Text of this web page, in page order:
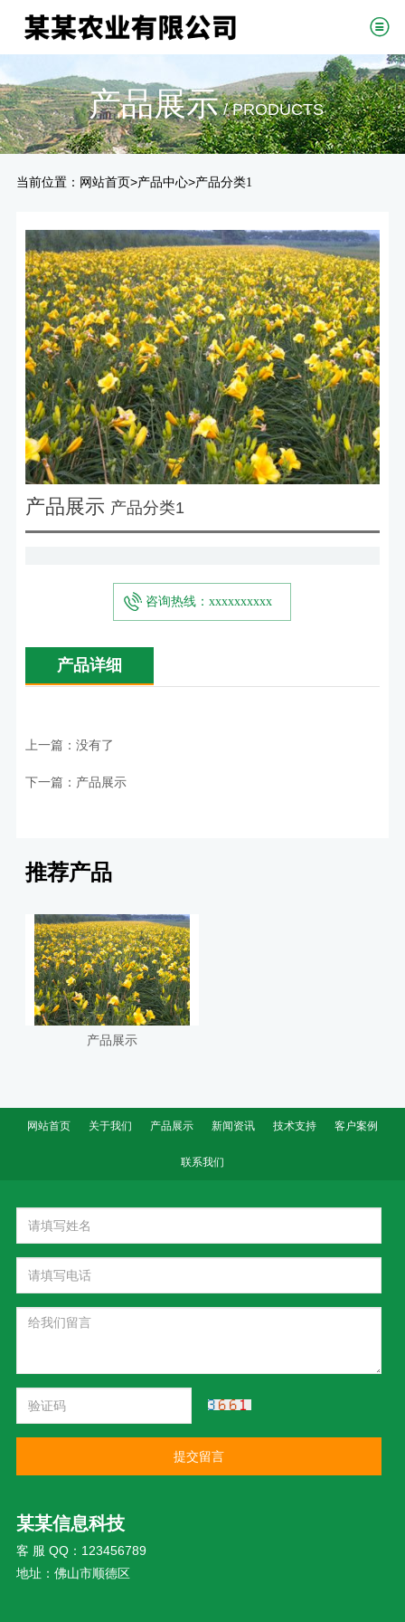
产品展示/ PRODUCTS
当前位置： 网站首页>产品中心>产品分类1
产品展示 产品分类1
咨询热线：xxxxxxxxxx
产品详细
上一篇：没有了
下一篇：产品展示
推荐产品
产品展示
网站首页 关于我们 产品展示 新闻资讯 技术支持 客户案例
联系我们
提交留言
某某信息科技
客 服 QQ：123456789
地址：佛山市顺德区